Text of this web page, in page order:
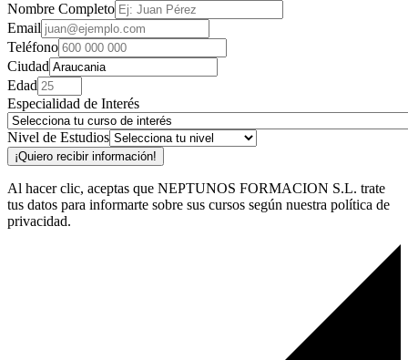
Nombre Completo
Email
Teléfono
Ciudad
Edad
Especialidad de Interés
Nivel de Estudios
¡Quiero recibir información!
Al hacer clic, aceptas que NEPTUNOS FORMACION S.L. trate
tus datos para informarte sobre sus cursos según nuestra política de
privacidad.